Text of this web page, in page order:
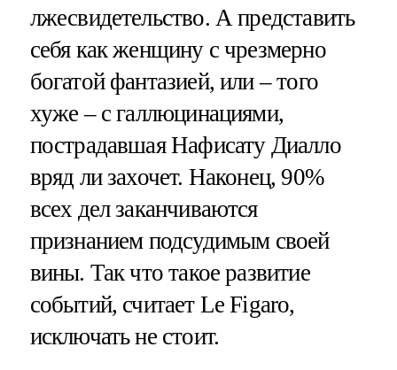
лжесвидетельство. А представить
себя как женщину с чрезмерно
богатой фантазией, или – того
хуже – с галлюцинациями,
пострадавшая Нафисату Диалло
вряд ли захочет. Наконец, 90%
всех дел заканчиваются
признанием подсудимым своей
вины. Так что такое развитие
событий, считает Le Figaro,
исключать не стоит.